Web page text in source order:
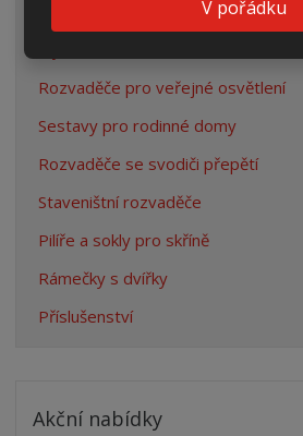
V pořádku
Rozvaděče pro veřejné osvětlení
Sestavy pro rodinné domy
Rozvaděče se svodiči přepětí
Staveništní rozvaděče
Pilíře a sokly pro skříně
Rámečky s dvířky
Příslušenství
Akční nabídky